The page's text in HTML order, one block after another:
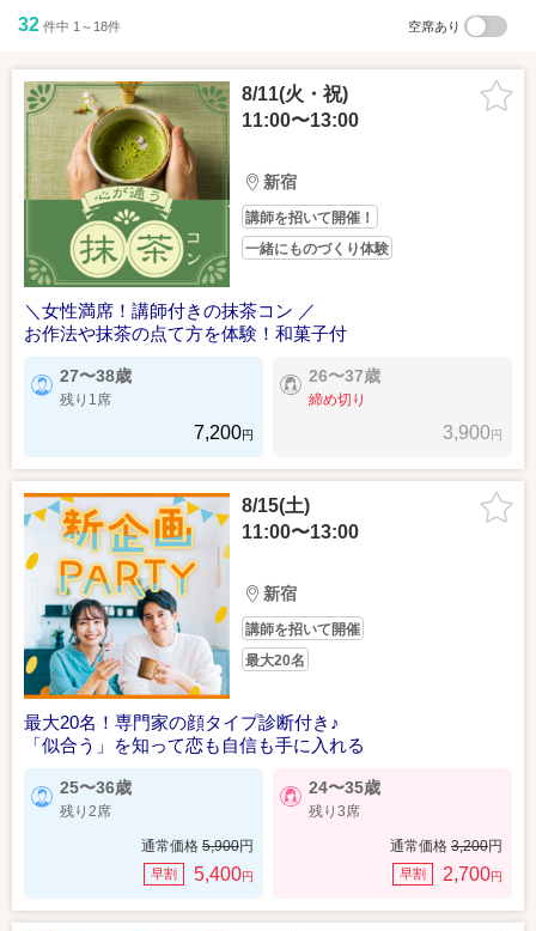
32 件中 1～18件 空席あり
8/11(火・祝)
11:00〜13:00
新宿
講師を招いて開催！
一緒にものづくり体験
＼女性満席！講師付きの抹茶コン ／
お作法や抹茶の点て方を体験！和菓子付
27〜38歳
残り1席
7,200円
26〜37歳
締め切り
3,900円
8/15(土)
11:00〜13:00
新宿
講師を招いて開催
最大20名
最大20名！専門家の顔タイプ診断付き♪
「似合う」を知って恋も自信も手に入れる
25〜36歳
残り2席
通常価格 5,900円
早割 5,400円
24〜35歳
残り3席
通常価格 3,200円
早割 2,700円